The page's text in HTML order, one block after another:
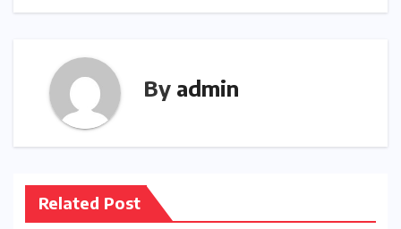
By admin
Related Post